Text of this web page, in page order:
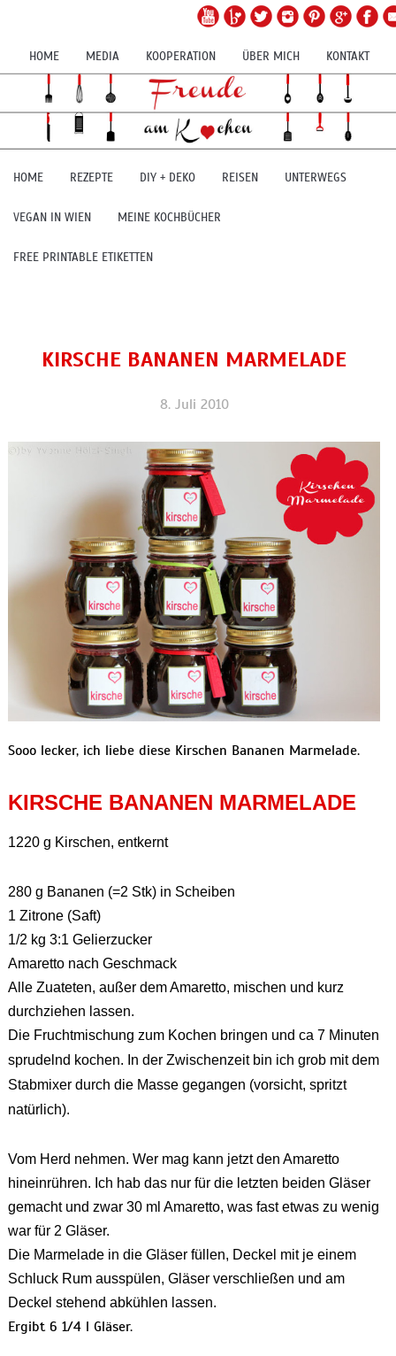
HOME MEDIA KOOPERATION ÜBER MICH KONTAKT
HOME REZEPTE DIY + DEKO REISEN UNTERWEGS
VEGAN IN WIEN MEINE KOCHBÜCHER
FREE PRINTABLE ETIKETTEN
KIRSCHE BANANEN MARMELADE
8. Juli 2010
Sooo lecker, ich liebe diese Kirschen Bananen Marmelade.
KIRSCHE BANANEN MARMELADE
1220 g Kirschen, entkernt
280 g Bananen (=2 Stk) in Scheiben
1 Zitrone (Saft)
1/2 kg 3:1 Gelierzucker
Amaretto nach Geschmack
Alle Zuateten, außer dem Amaretto, mischen und kurz
durchziehen lassen.
Die Fruchtmischung zum Kochen bringen und ca 7 Minuten
sprudelnd kochen. In der Zwischenzeit bin ich grob mit dem
Stabmixer durch die Masse gegangen (vorsicht, spritzt
natürlich).
Vom Herd nehmen. Wer mag kann jetzt den Amaretto
hineinrühren. Ich hab das nur für die letzten beiden Gläser
gemacht und zwar 30 ml Amaretto, was fast etwas zu wenig
war für 2 Gläser.
Die Marmelade in die Gläser füllen, Deckel mit je einem
Schluck Rum ausspülen, Gläser verschließen und am
Deckel stehend abkühlen lassen.
Ergibt 6 1/4 l Gläser.